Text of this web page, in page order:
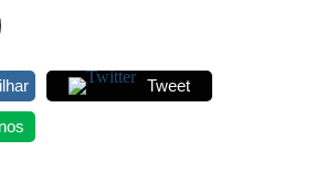
/ IPSS / MISERICÓRDIAS
CONTRATADOS
Tweet